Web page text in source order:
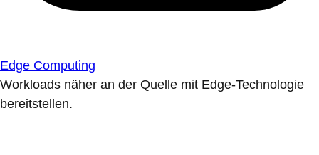
Edge Computing
Workloads näher an der Quelle mit Edge-Technologie
bereitstellen.